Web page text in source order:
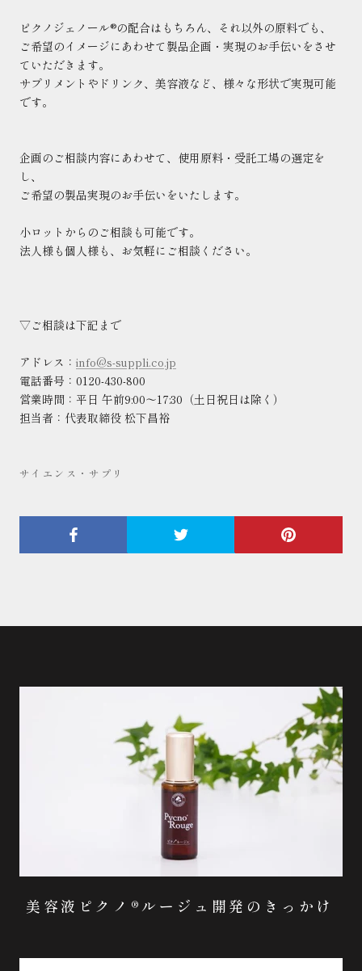
ピクノジェノール®の配合はもちろん、それ以外の原料でも、
ご希望のイメージにあわせて製品企画・実現のお手伝いをさせ
ていただきます。
サプリメントやドリンク、美容液など、様々な形状で実現可能
です。
企画のご相談内容にあわせて、使用原料・受託工場の選定を
し、
ご希望の製品実現のお手伝いをいたします。
小ロットからのご相談も可能です。
法人様も個人様も、お気軽にご相談ください。
▽ご相談は下記まで
アドレス： info@s-suppli.co.jp
電話番号： 0120-430-800
営業時間：平日 午前9:00～17:30 （土日祝日は除く）
担当者：代表取締役 松下昌裕
サイエンス・サプリ
美容液ピクノ®ルージュ開発のきっかけ